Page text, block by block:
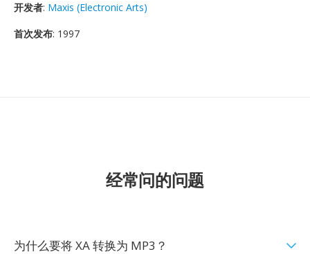
开发者: Maxis (Electronic Arts)
首次发布: 1997
经常问的问题
为什么要将 XA 转换为 MP3？